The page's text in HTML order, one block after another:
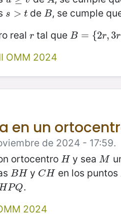
s > t
s >t de B
B, se cumple
real r
r tal que B = {2r, 3r
B={2 r,3r,4r,
OMM 2024
en un
de 2024 - 17:59.
ortocentro H
Hy sea M
M
BH
BH y CH
CH en los puntos
H PQ
PQ .
2024